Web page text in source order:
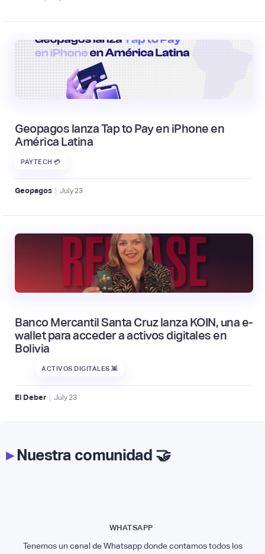
Geopagos lanza Tap to Pay en iPhone en
América Latina
PAYTECH 💳
Geopagos | July 23
Banco Mercantil Santa Cruz lanza KOIN, una e-
wallet para acceder a activos digitales en
Bolivia
ACTIVOS DIGITALES 👾
El Deber | July 23
▸Nuestra comunidad 🤝
WHATSAPP
Tenemos un canal de Whatsapp donde contamos todos los